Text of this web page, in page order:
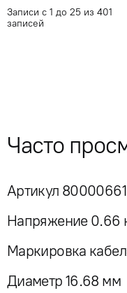
Записи с 1 до 25 из 401
записей
Часто
Артикул
Напряжение 0.66
Маркировка
Диаметр 16.68 мм